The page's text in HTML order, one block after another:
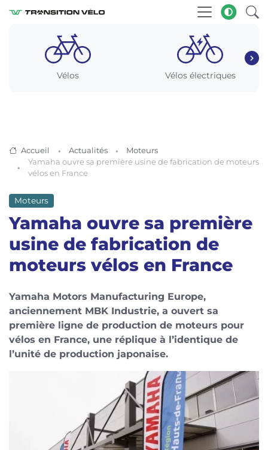
Vélos Vélos électriques
Accueil Actualités
Moteurs
Yamaha ouvre sa première usine de fabrication de moteurs
vélos en France
Moteurs
Yamaha ouvre sa première
usine de fabrication de
moteurs vélos en France
Yamaha Motors Manufacturing Europe,
anciennement MBK Industrie, a ouvert sa
première ligne de production de moteurs pour
vélos en France, une réplique à l’identique de
l’unité de production japonaise.